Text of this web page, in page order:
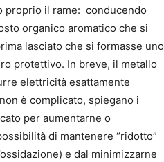
proprio il rame: conducendo
organico aromatico che si
lasciato che si formasse uno
protettivo. In breve, il metallo
elettricità esattamente
è complicato, spiegano i
per aumentarne o
di mantenere “ridotto”
e dal minimizzarne